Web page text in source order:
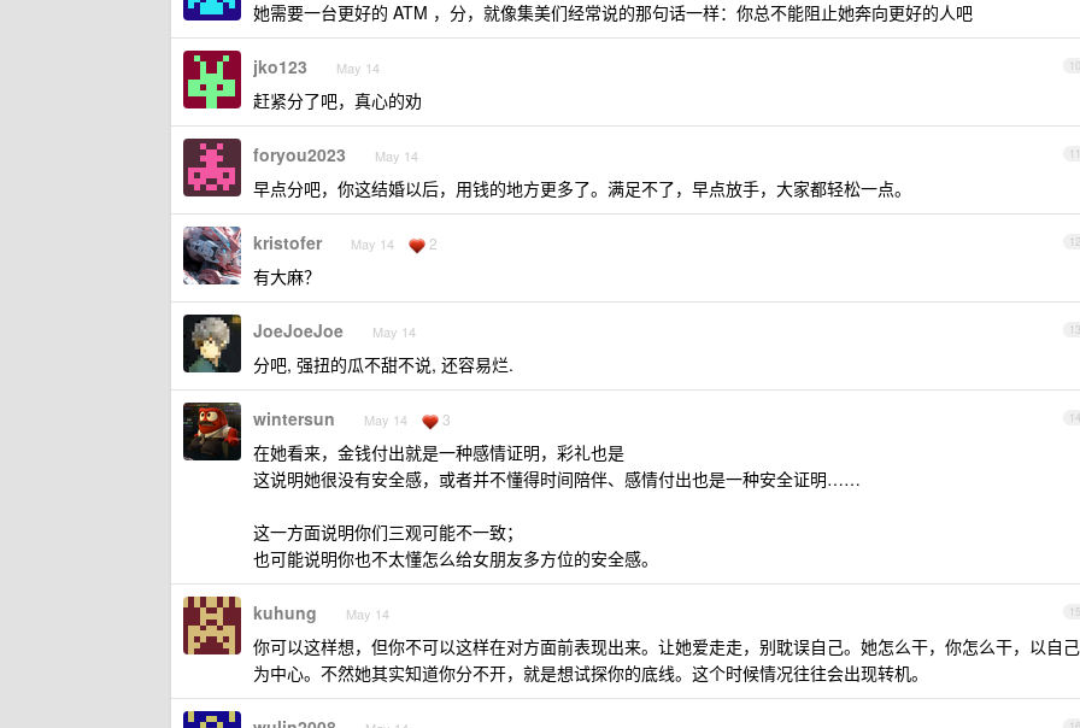
她需要一台更好的 ATM ，分，就像集美们经常说的那句话一样：你总不能阻止她奔向更好的人吧
10
jko123 May 14
赶紧分了吧，真心的劝
11
foryou2023 May 14
早点分吧，你这结婚以后，用钱的地方更多了。满足不了，早点放手，大家都轻松一点。
12
kristofer May 14 2
有大麻？
13
JoeJoeJoe May 14
分吧, 强扭的瓜不甜不说, 还容易烂.
14
wintersun May 14 3
在她看来，金钱付出就是一种感情证明，彩礼也是
这说明她很没有安全感，或者并不懂得时间陪伴、感情付出也是一种安全证明……
这一方面说明你们三观可能不一致；
也可能说明你也不太懂怎么给女朋友多方位的安全感。
15
kuhung May 14
你可以这样想，但你不可以这样在对方面前表现出来。让她爱走走，别耽误自己。她怎么干，你怎么干，以自己
为中心。不然她其实知道你分不开，就是想试探你的底线。这个时候情况往往会出现转机。